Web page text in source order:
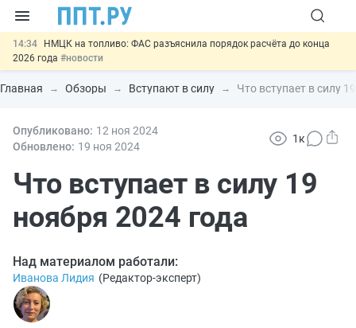
14:34
НМЦК на топливо: ФАС разъяснила порядок расчёта до конца
2026 года #новости
13:02
Важно
СФР переведёт обмен по пособиям в СЭДО на
платформу ГИС ЕЦП до 31 августа#новости
16:09 Кредиты МСП, пострадавших от терактов, могут
реструктурировать#новости
Главная Обзоры Вступают в силу Что вступает в силу
Опубликовано: 12 ноя 2024
Обновлено: 19 ноя 2024
1к
Что вступает в силу 19
ноября 2024 года
Над материалом работали:
Иванова Лидия (Редактор-эксперт)